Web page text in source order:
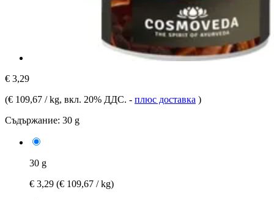
€ 3,29
(€ 109,67 / kg, вкл. 20% ДДС. - плюс доставка )
Съдържание: 30 g
30 g
€ 3,29 (€ 109,67 / kg)